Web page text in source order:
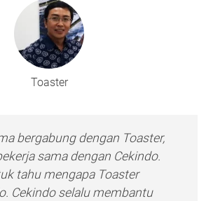
Toaster
bergabung dengan Toaster,
sama dengan Cekindo.
tahu mengapa Toaster
Cekindo selalu membantu